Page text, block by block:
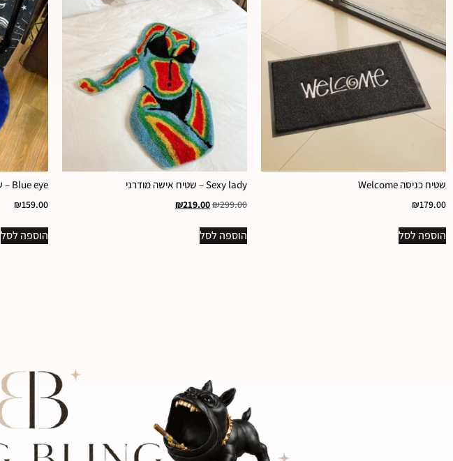
שטיח כניסה Welcome
₪179.00
הוספה לסל
Sexy lady – שטיח אישה מודרני
₪299.00
₪219.00
הוספה לסל
Blue eye – שטיח עגול
₪159.00
הוספה לסל